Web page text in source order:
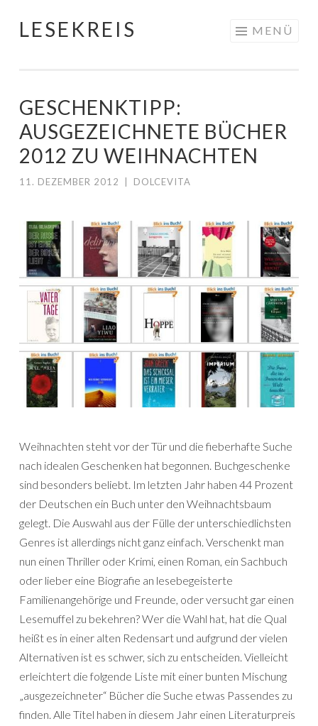
Springe
LESEKREIS MENÜ
GESCHENKTIPP:
AUSGEZEICHNETE BÜCHER
2012 ZU WEIHNACHTEN
11. DEZEMBER 2012 DOLCEVITA
Weihnachten steht vor der Tür und die fieberhafte Suche
nach idealen Geschenken hat begonnen. Buchgeschenke
sind besonders beliebt. Im letzten Jahr haben 44 Prozent
der Deutschen ein Buch unter den Weihnachtsbaum
gelegt. Die Auswahl aus der Fülle der unterschiedlichsten
Genres ist allerdings nicht ganz einfach. Verschenkt man
nun einen Thriller oder Krimi, einen Roman, ein Sachbuch
oder lieber eine Biografie an lesebegeisterte
Familienangehörige und Freunde, oder versucht gar einen
Lesemuffel zu bekehren? Wer die Wahl hat, hat die Qual
heißt es in einer alten Redensart und aufgrund der vielen
Alternativen ist es schwer, sich zu entscheiden. Vielleicht
erleichtert die folgende Liste mit einer bunten Mischung
„ausgezeichneter“ Bücher die Suche etwas Passendes zu
finden. Alle Titel haben in diesem Jahr einen Literaturpreis